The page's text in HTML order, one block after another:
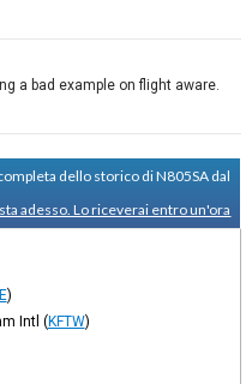
a bad example on flight aware.
dello storico di N805SA dal
adesso. Lo riceverai entro un'ora
)
Intl (KFTW)